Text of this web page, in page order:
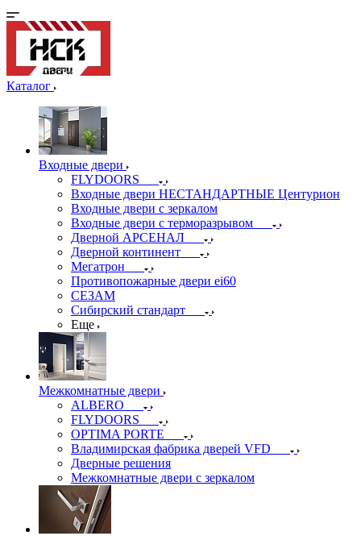
Каталог
Входные двери
FLYDOORS
Входные двери НЕСТАНДАРТНЫЕ Центурион
Входные двери с зеркалом
Входные двери с терморазрывом
Дверной АРСЕНАЛ
Дверной континент
Мегатрон
Противопожарные двери ei60
СЕЗАМ
Сибирский стандарт
Еще
Межкомнатные двери
ALBERO
FLYDOORS
OPTIMA PORTE
Владимирская фабрика дверей VFD
Дверные решения
Межкомнатные двери c зеркалом